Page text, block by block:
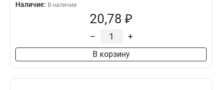
Наличие: В наличии
20,78 ₽
– +
В корзину